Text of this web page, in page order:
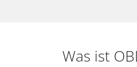
Was ist